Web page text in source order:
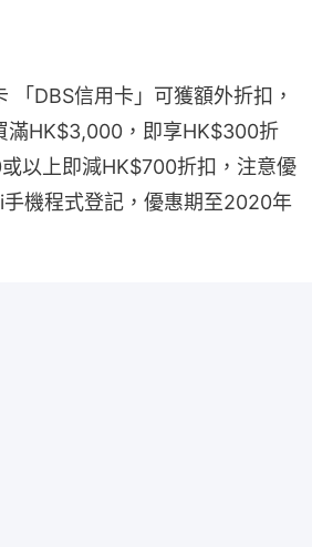
「DBS信用卡」可獲額外折扣，
滿HK$3,000，即享HK$300折
以上即減HK$700折扣，注意優
機程式登記，優惠期至2020年